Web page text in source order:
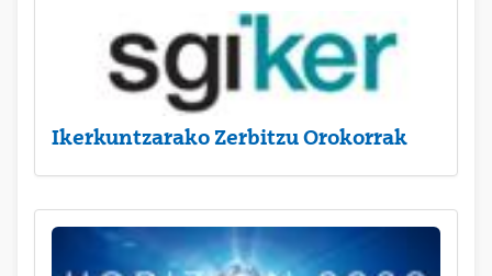
Ikerkuntzarako Zerbitzu Orokorrak